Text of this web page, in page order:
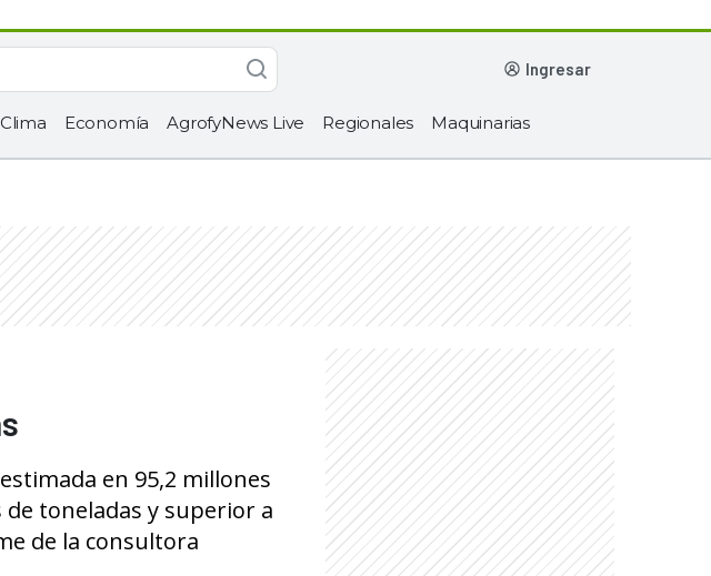
ingresar
Clima Economía AgrofyNews Live Regionales Maquinarias
en 95,2 millones
toneladas y superior a
de la consultora